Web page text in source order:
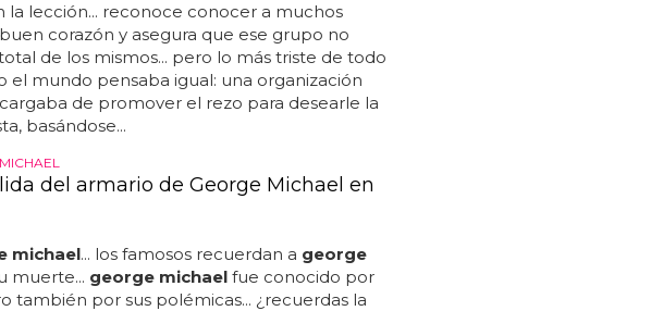
la lección... reconoce conocer a muchos
corazón y asegura que ese grupo no
de los mismos... pero lo más triste de todo
el mundo pensaba igual: una organización
de promover el rezo para desearle la
basándose...
del armario de George Michael en
michael... los famosos recuerdan a george
muerte... george michaelfue conocido por
también por sus polémicas... ¿recuerdas la